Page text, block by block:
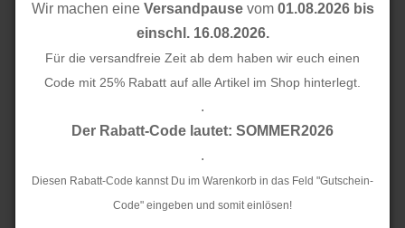
Wir machen eine Versandpausevom 01.08.2026 bis
einschl. 16.08.2026.
Für die versandfreie Zeit ab dem haben wir euch einen
Code mit 25% Rabatt auf alle Artikel im Shop hinterlegt.
.
Der Rabatt-Code lautet: SOMMER2026
.
Diesen Rabatt-Code kannst Du im Warenkorb in das Feld "Gutschein-
Code" eingeben und somit einlösen!